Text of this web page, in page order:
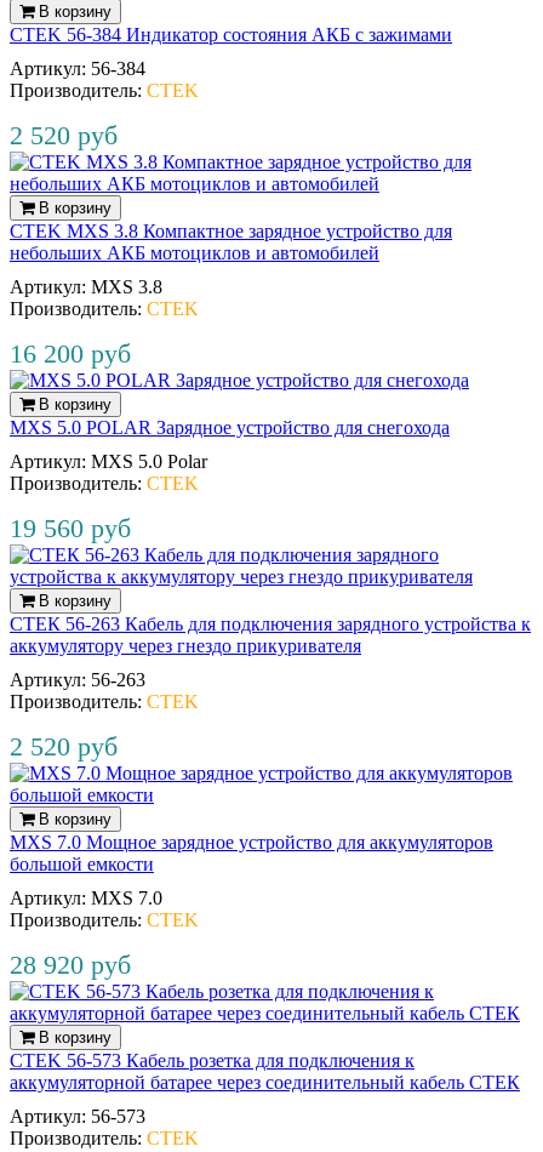
В корзину
CTEK 56-384 Индикатор cостояния АКБ с зажимами
Артикул: 56‐384
Производитель: CTEK
2 520 руб
В корзину
CTEK MXS 3.8 Компактное зарядное устройство для
небольших АКБ мотоциклов и автомобилей
Артикул: MXS 3.8
Производитель: CTEK
16 200 руб
В корзину
MXS 5.0 POLAR Зарядное устройство для снегохода
Артикул: MXS 5.0 Polar
Производитель: CTEK
19 560 руб
В корзину
СТЕК 56-263 Кабель для подключения зарядного устройства к
аккумулятору через гнездо прикуривателя
Артикул: 56‐263
Производитель: CTEK
2 520 руб
В корзину
MXS 7.0 Мощное зарядное устройство для аккумуляторов
большой емкости
Артикул: MXS 7.0
Производитель: CTEK
28 920 руб
В корзину
CTEK 56-573 Кабель розетка для подключения к
аккумуляторной батарее через соединительный кабель СТЕК
Артикул: 56‐573
Производитель: CTEK